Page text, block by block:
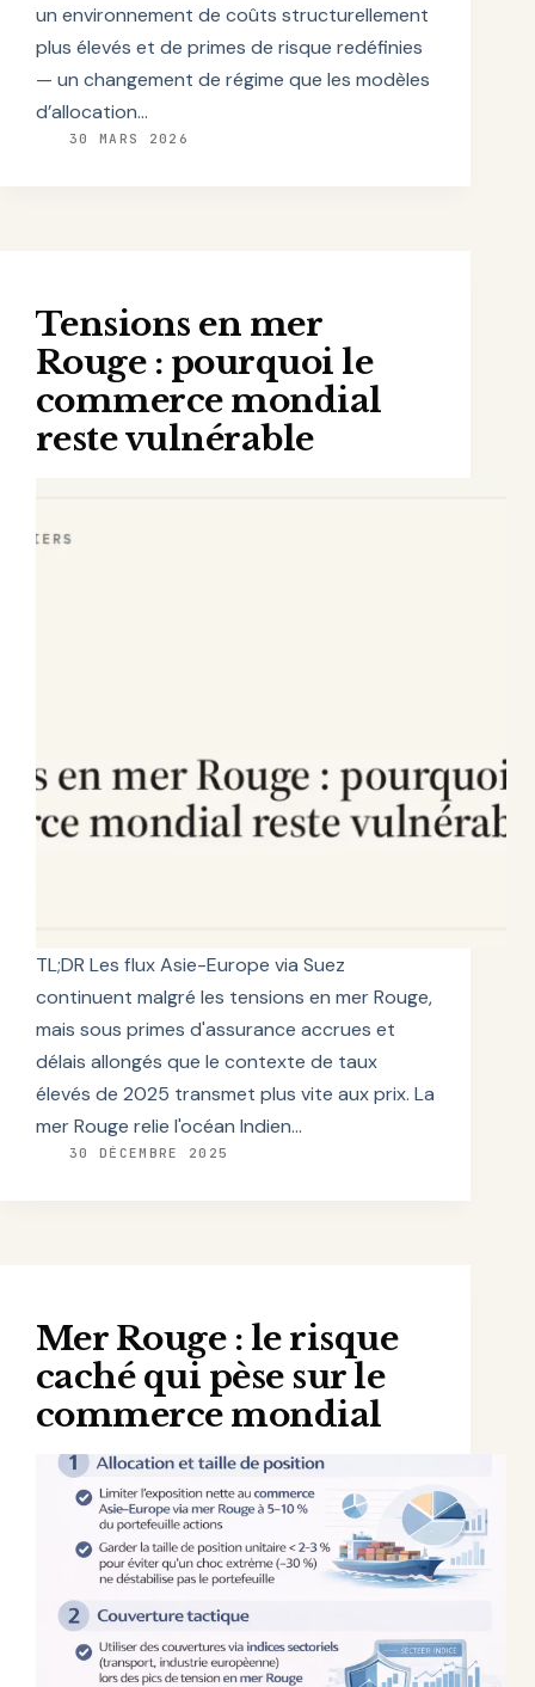
un environnement de coûts structurellement
plus élevés et de primes de risque redéfinies
— un changement de régime que les modèles
d’allocation…
30 MARS 2026
Tensions en mer
Rouge : pourquoi le
commerce mondial
reste vulnérable
TL;DR Les flux Asie-Europe via Suez
continuent malgré les tensions en mer Rouge,
mais sous primes d'assurance accrues et
délais allongés que le contexte de taux
élevés de 2025 transmet plus vite aux prix. La
mer Rouge relie l'océan Indien…
30 DÉCEMBRE 2025
Mer Rouge : le risque
caché qui pèse sur le
commerce mondial